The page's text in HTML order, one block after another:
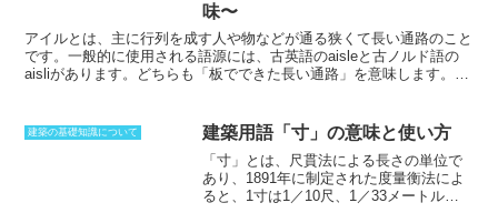
味〜
アイルとは、主に行列を成す人や物などが通る狭くて長い通路のこと
です。一般的に使用される語源には、古英語のaisleと古ノルド語の
aisliがあります。どちらも「板でできた長い通路 」を意味します。
れ、主礼拝堂と側廊 を結ぶ通路のことです。この通路は、信者が聖壇
や祭壇へ移動するために使用されます。また、 行列を成す人や物が移
ために使用される場合もあります。
建築の基礎知識について 建築用語「寸」の意味と使い方
「寸」とは、尺貫法による長さの単位で
あり、1891年に制定された度量衡法によ
ると、1寸は1／10尺、1／33メートル、